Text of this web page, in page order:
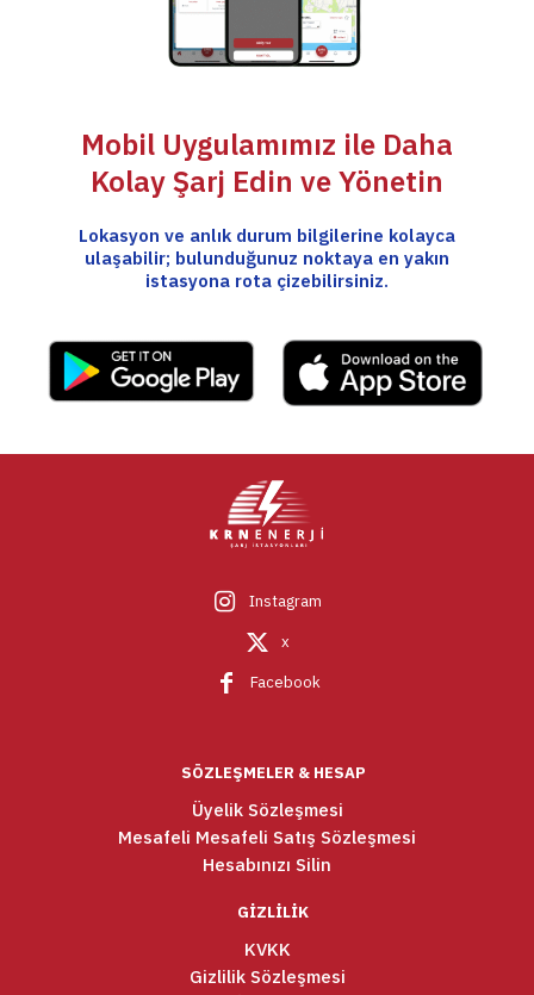
Mobil Uygulamımız ile Daha
Kolay Şarj Edin ve Yönetin
Lokasyon ve anlık durum bilgilerine kolayca
ulaşabilir; bulunduğunuz noktaya en yakın
istasyona rota çizebilirsiniz.
Instagram
x
Facebook
SÖZLEŞMELER & HESAP
Üyelik Sözleşmesi
Mesafeli Mesafeli Satış Sözleşmesi
Hesabınızı Silin
GİZLİLİK
KVKK
Gizlilik Sözleşmesi